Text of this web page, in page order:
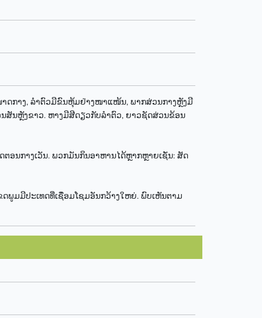
ກາງ, ລຳຕົວມີຂົນຫຸ້ມຢ່າງໜາແໜ້ນ, ພາກສ່ວນກາງຫຼັງມີ
ສັນຫຼັງຂາວ. ຫາງມີສີດຽວກັບລຳຕົວ, ຍາວຊັດສ່ວນຂ້ອນ
ນກາງເວັນ. ພວກມັນກິນອາຫານໄດ້ຫຼາກຫຼາຍເຊັ່ນ: ສັດ
ພູມມີປະເທດທີ່ເຊື່ອມໂຊມອັນກວ້າງໃຫຍ່. ພົບເຫັນຕາມ